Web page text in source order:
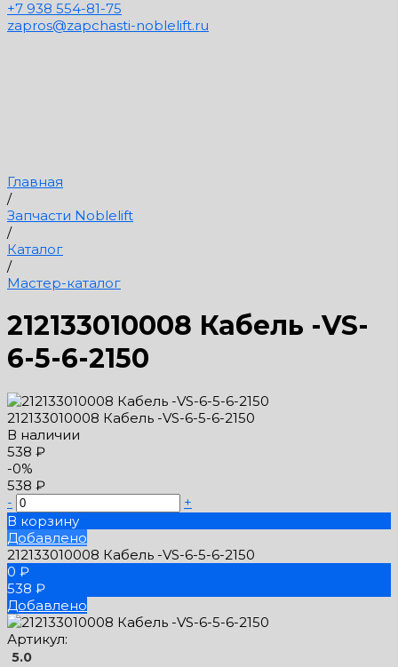
+7 938 554-81-75
zapros@zapchasti-noblelift.ru
Главная
/
Запчасти Noblelift
/
Каталог
/
Мастер-каталог
212133010008 Кабель -VS-
6-5-6-2150
212133010008 Кабель -VS-6-5-6-2150
В наличии
538 ₽
-0%
538 ₽
-
+
В корзину
Добавлено
212133010008 Кабель -VS-6-5-6-2150
0 ₽
538 ₽
Добавлено
Артикул:
5.0